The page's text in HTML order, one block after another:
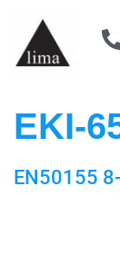
EKI-
EN50155